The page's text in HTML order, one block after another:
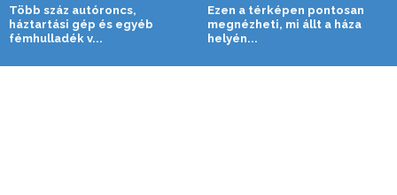
Több száz autóroncs,
háztartási gép és egyéb
fémhulladék v...
Ezen a térképen pontosan
megnézheti, mi állt a háza
helyén...